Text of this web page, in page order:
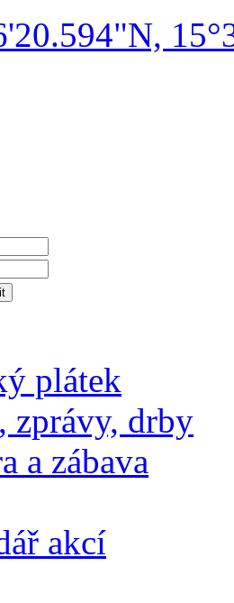
plátek
zprávy, drby
a zábava
akcí